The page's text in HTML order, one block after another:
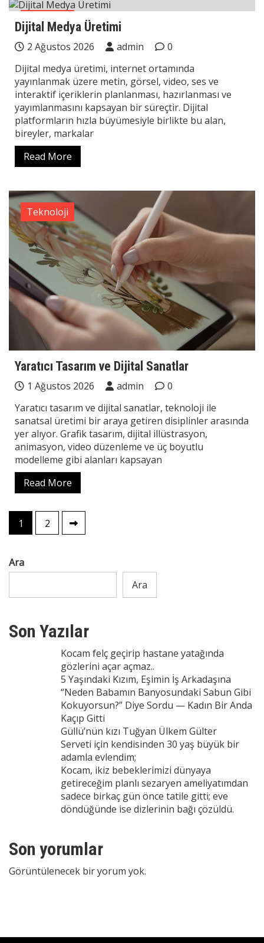
Teknoloji
Dijital Medya Üretimi
2 Ağustos 2026 admin
0
Dijital medya üretimi, internet ortamında
yayınlanmak üzere metin, görsel, video, ses ve
interaktif içeriklerin planlanması, hazırlanması ve
yayımlanmasını kapsayan bir süreçtir. Dijital
platformların hızla büyümesiyle birlikte bu alan,
bireyler, markalar
Read More
Teknoloji
Yaratıcı Tasarım ve Dijital Sanatlar
1 Ağustos 2026 admin
0
Yaratıcı tasarım ve dijital sanatlar, teknoloji ile
sanatsal üretimi bir araya getiren disiplinler arasında
yer alıyor. Grafik tasarım, dijital illüstrasyon,
animasyon, video düzenleme ve üç boyutlu
modelleme gibi alanları kapsayan
Read More
Yazı
sayfalaması
1 2
Ara
Ara
Son Yazılar
Kocam felç geçirip hastane yatağında
gözlerini açar açmaz..
5 Yaşındaki Kızım, Eşimin İş Arkadaşına
“Neden Babamın Banyosundaki Sabun Gibi
Kokuyorsun?” Diye Sordu — Kadın Bir Anda
Kaçıp Gitti
Güllü’nün kızı Tuğyan Ülkem Gülter
Serveti için kendisinden 30 yaş büyük bir
adamla evlendim;
Kocam, ikiz bebeklerimizi dünyaya
getireceğim planlı sezaryen ameliyatımdan
sadece birkaç gün önce tatile gitti; eve
döndüğünde ise dizlerinin bağı çözüldü.
Son yorumlar
Görüntülenecek bir yorum yok.